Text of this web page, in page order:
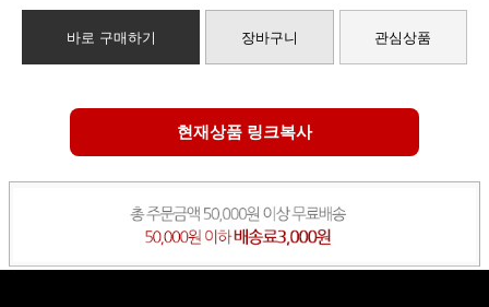
바로 구매하기 장바구니 관심상품
현재상품 링크복사